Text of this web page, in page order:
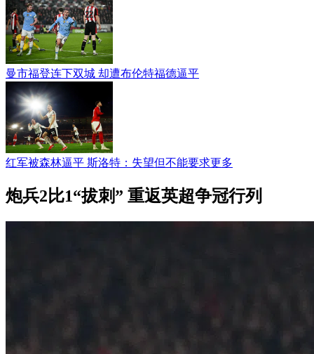
曼市福登连下双城 却遭布伦特福德逼平
红军被森林逼平 斯洛特：失望但不能要求更多
炮兵2比1“拔刺” 重返英超争冠行列